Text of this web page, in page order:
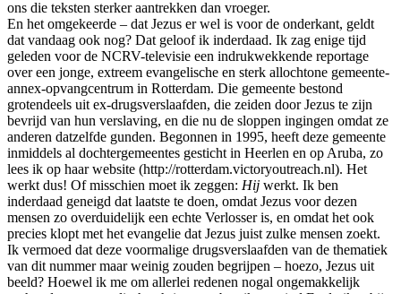
ons die teksten sterker aantrekken dan vroeger.
En het omgekeerde – dat Jezus er wel is voor de onderkant, geldt
dat vandaag ook nog? Dat geloof ik inderdaad. Ik zag enige tijd
geleden voor de NCRV-televisie een indrukwekkende reportage
over een jonge, extreem evangelische en sterk allochtone gemeente-
annex-opvangcentrum in Rotterdam. Die gemeente bestond
grotendeels uit ex-drugsverslaafden, die zeiden door Jezus te zijn
bevrijd van hun verslaving, en die nu de sloppen ingingen omdat ze
anderen datzelfde gunden. Begonnen in 1995, heeft deze gemeente
inmiddels al dochtergemeentes gesticht in Heerlen en op Aruba, zo
lees ik op haar website (http://rotterdam.victoryoutreach.nl). Het
werkt dus! Of misschien moet ik zeggen: Hij werkt. Ik ben
inderdaad geneigd dat laatste te doen, omdat Jezus voor dezen
mensen zo overduidelijk een echte Verlosser is, en omdat het ook
precies klopt met het evangelie dat Jezus juist zulke mensen zoekt.
Ik vermoed dat deze voormalige drugsverslaafden van de thematiek
van dit nummer maar weinig zouden begrijpen – hoezo, Jezus uit
beeld? Hoewel ik me om allerlei redenen nogal ongemakkelijk